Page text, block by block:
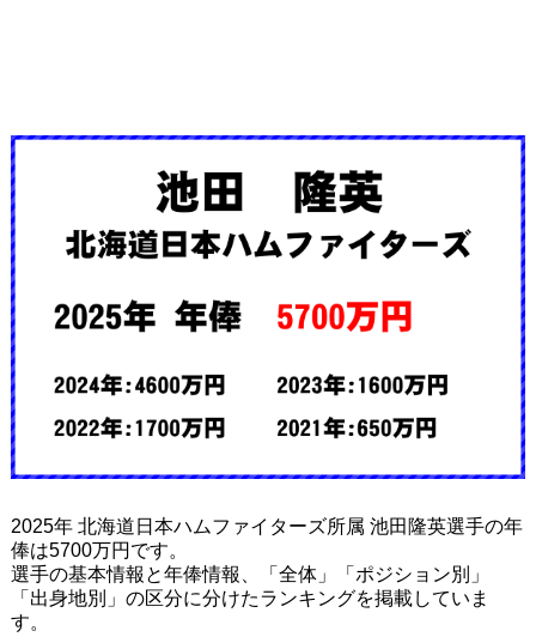
2025年 北海道日本ハムファイターズ所属 池田隆英選手の年
俸は5700万円です。
選手の基本情報と年俸情報、「全体」「ポジション別」
「出身地別」の区分に分けたランキングを掲載していま
す。